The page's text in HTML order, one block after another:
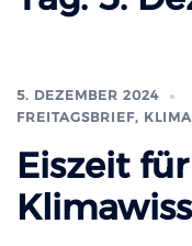
5. DEZEMBER 2024
FREITAGSBRIEF, KLIMA
Eiszeit